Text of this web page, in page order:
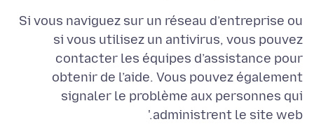
Si vous naviguez sur un réseau d’entreprise ou
si vous utilisez un antivirus, vous pouvez
contacter les équipes d’assistance pour
obtenir de l’aide. Vous pouvez également
signaler le problème aux personnes qui
administrent le site web.'